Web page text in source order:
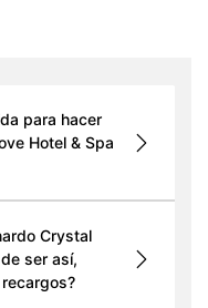
para hacer
Hotel & Spa
Crystal
ser así,